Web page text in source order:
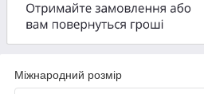
Міжнародний розмір